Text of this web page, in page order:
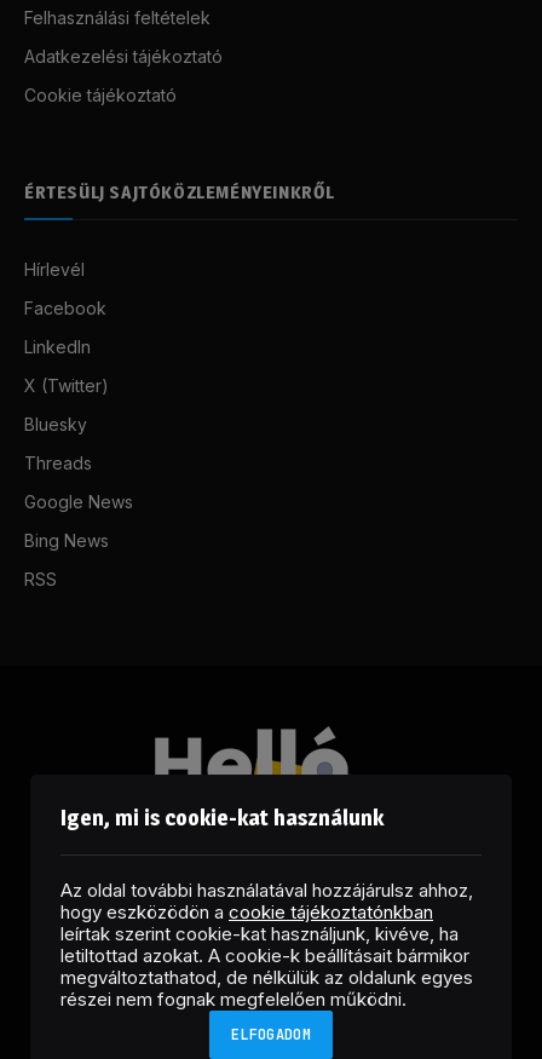
Felhasználási feltételek
Adatkezelési tájékoztató
Cookie tájékoztató
ÉRTESÜLJ SAJTÓKÖZLEMÉNYEINKRŐL
Hírlevél
Facebook
LinkedIn
X (Twitter)
Bluesky
Threads
Google News
Bing News
RSS
FacebookLinkedInX
(Twitter)
RSS
Igen, mi is cookie-kat használunk
Az oldal további használatával hozzájárulsz ahhoz,
hogy eszközödön a cookie tájékoztatónkban
leírtak szerint cookie-kat használjunk, kivéve, ha
letiltottad azokat. A cookie-k beállításait bármikor
megváltoztathatod, de nélkülük az oldalunk egyes
részei nem fognak megfelelően működni.
ELFOGADOM